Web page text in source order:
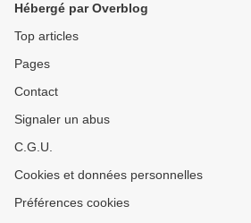
Hébergé par Overblog
Top articles
Pages
Contact
Signaler un abus
C.G.U.
Cookies et données personnelles
Préférences cookies